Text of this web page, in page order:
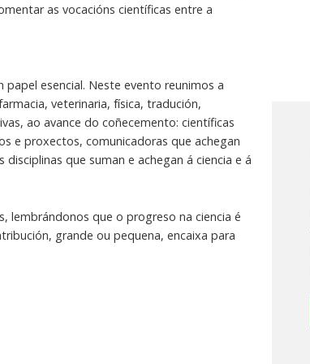
as vocacións científicas entre a
papel esencial. Neste evento reunimos a
veterinaria, física, tradución,
ao avance do coñecemento: científicas
e proxectos, comunicadoras que achegan
que suman e achegan á ciencia e á
lembrándonos que o progreso na ciencia é
grande ou pequena, encaixa para